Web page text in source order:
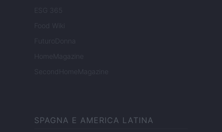
ESG 365
Food Wiki
FuturoDonna
HomeMagazine
SecondHomeMagazine
SPAGNA E AMERICA LATINA